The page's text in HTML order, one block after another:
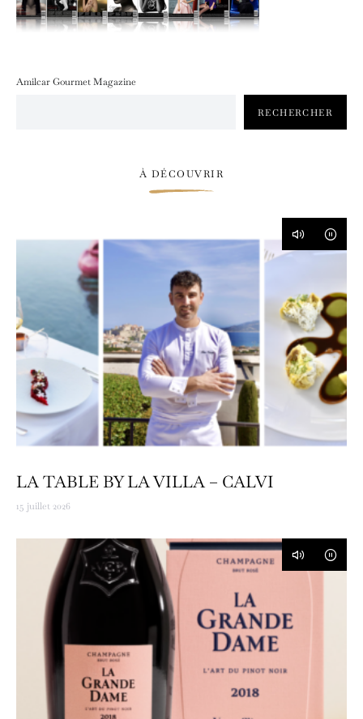
Amilcar Gourmet Magazine
RECHERCHER
À DÉCOUVRIR
LA TABLE BY LA VILLA – CALVI
15 juillet 2026